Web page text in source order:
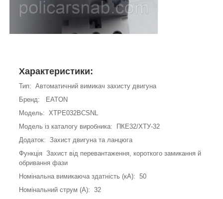
Характеристики:
Тип: Автоматичний вимикач захисту двигуна
Бренд: EATON
Модель: XTPE032BCSNL
Модель із каталогу виробника: ПКЕ32/ХТУ-32
Додаток: Захист двигуна та ланцюга
Функція Захист від перевантаження, короткого замикання й
обривання фази
Номінальна вимикаюча здатність (кА): 50
Номінальний струм (А): 32